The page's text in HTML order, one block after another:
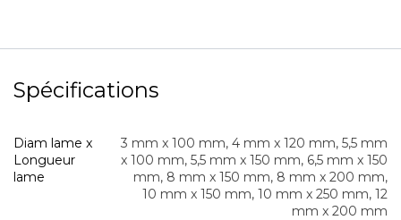
Spécifications
Diam lame x
Longueur
lame
3 mm x 100 mm, 4 mm x 120 mm, 5,5 mm
x 100 mm, 5,5 mm x 150 mm, 6,5 mm x 150
mm, 8 mm x 150 mm, 8 mm x 200 mm,
10 mm x 150 mm, 10 mm x 250 mm, 12
mm x 200 mm